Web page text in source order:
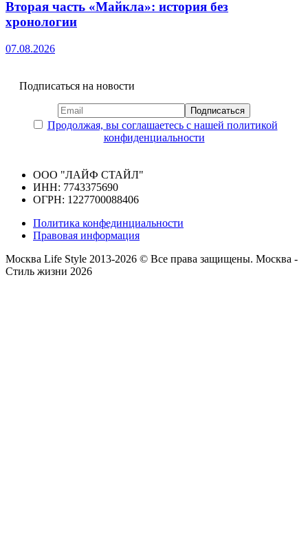
Вторая часть «Майкла»: история без
хронологии
07.08.2026
Подписаться на новости
Продолжая, вы соглашаетесь с нашей политикой
конфиденциальности
ООО "ЛАЙФ СТАЙЛ"
ИНН: 7743375690
ОГРН: 1227700088406
Политика конфединциальности
Правовая информация
Москва Life Style 2013-2026 © Все права защищены. Москва -
Стиль жизни 2026